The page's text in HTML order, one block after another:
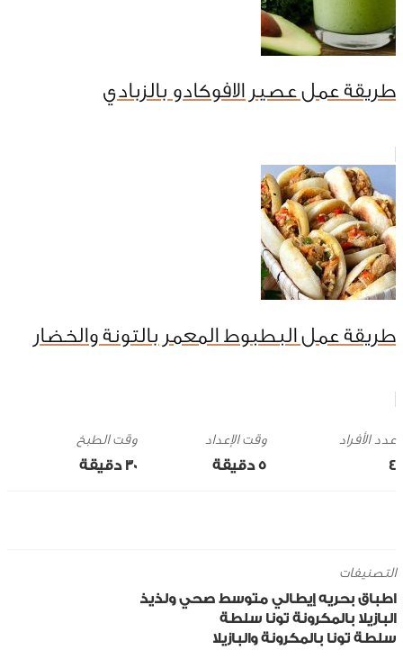
طريقة عمل عصير الافوكادو بالزبادي
طريقة عمل البطبوط المعمر بالتونة والخضار
4
وقت الإعداد
5 ‎دقيقة
وقت الطبخ
30 ‎دقيقة
التصنيفات
اطباق بحريه إيطالي متوسط صحي ولذيذ
البازيلا بالمكرونة تونا سلطة
سلطة تونا بالمكرونة والبازيلا